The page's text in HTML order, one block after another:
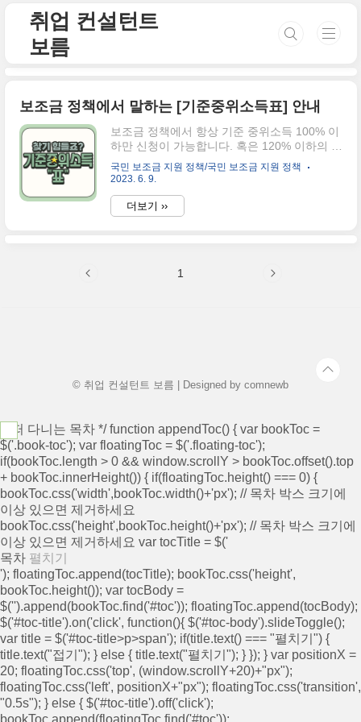
취업 컨설턴트
보름
보조금 정책에서 말하는 [기준중위소득표] 안내
보조금 정책에서 항상 기준 중위소득 100% 이
하만 신청이 가능합니다. 혹은 120% 이하의 중
위소득자만 가능합니다.라는 이야기를 많이 들
어보셨죠? 그래서 오늘은 기준중위소득표를
남성이든 어떤 보조금 정책을 참고하고자 할
때 이 표를 기억해 주세요. 보조금 정책에서 말
5,400,964 6,330,688 7,227,981 30% 생계급
국민 보조금 지원 정책/국민 보조금 지원 정책
2023. 6. 9.
더보기 ››
1
© 취업 컨설턴트 보름 | Designed by comnewb
/* 떠 다니는 목차 */ function appendToc() { var bookToc =
$('.book-toc'); var floatingToc = $('.floating-toc');
if(bookToc.length > 0 && window.scrollY > bookToc.offset().top
+ bookToc.innerHeight()) { if(floatingToc.height() === 0) {
bookToc.css('width',bookToc.width()+'px'); // 목차 박스 크기에
이상 있으면 제거하세요
bookToc.css('height',bookToc.height()+'px'); // 목차 박스 크기에
이상 있으면 제거하세요 var tocTitle = $('
목차 펼치기
'); floatingToc.append(tocTitle); bookToc.css('height',
bookToc.height()); var tocBody =
$('').append(bookToc.find('#toc')); floatingToc.append(tocBody);
$('#toc-title').on('click', function(){ $('#toc-body').slideToggle();
var title = $('#toc-title>p>span'); if(title.text() === "펼치기") {
title.text("접기"); } else { title.text("펼치기"); } }); } var positionX =
20; floatingToc.css('top', (window.scrollY+20)+"px");
floatingToc.css('left', positionX+"px"); floatingToc.css('transition',
"0.5s"); } else { $('#toc-title').off('click');